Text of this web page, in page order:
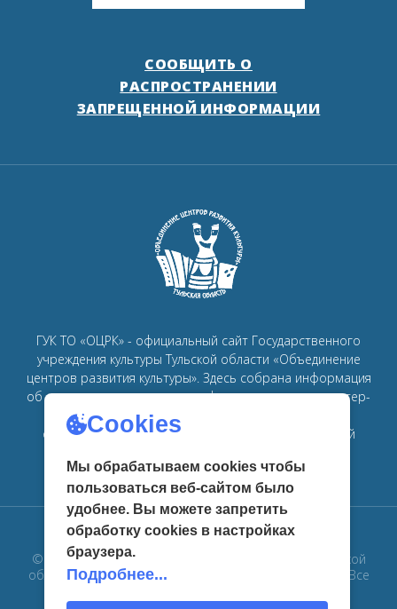
СООБЩИТЬ О
РАСПРОСТРАНЕНИИ
ЗАПРЕЩЕННОЙ ИНФОРМАЦИИ
ГУК ТО «ОЦРК» - официальный сайт Государственного
учреждения культуры Тульской области «Объединение
центров развития культуры». Здесь собрана информация
об основных мероприятиях, афишах, спектаклях, мастер-
классах, семинарах, главных новостях в рамках
объединенияцентров развития культуры в Тульской
© 2019 Государственное учреждение культуры Тульской
области «Объединение центров развития культуры». Все
Cookies
Мы обрабатываем cookies чтобы
пользоваться веб-сайтом было
удобнее. Вы можете запретить
обработку сookies в настройках
браузера.
Подробнее...